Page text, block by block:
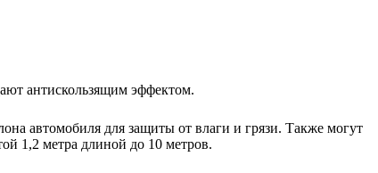
антискользящим эффектом.
автомобиля для защиты от влаги и грязи. Также могут
1,2 метра длиной до 10 метров.